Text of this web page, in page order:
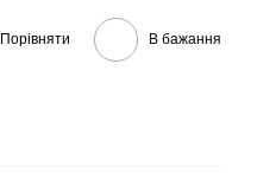
Порівняти В бажання